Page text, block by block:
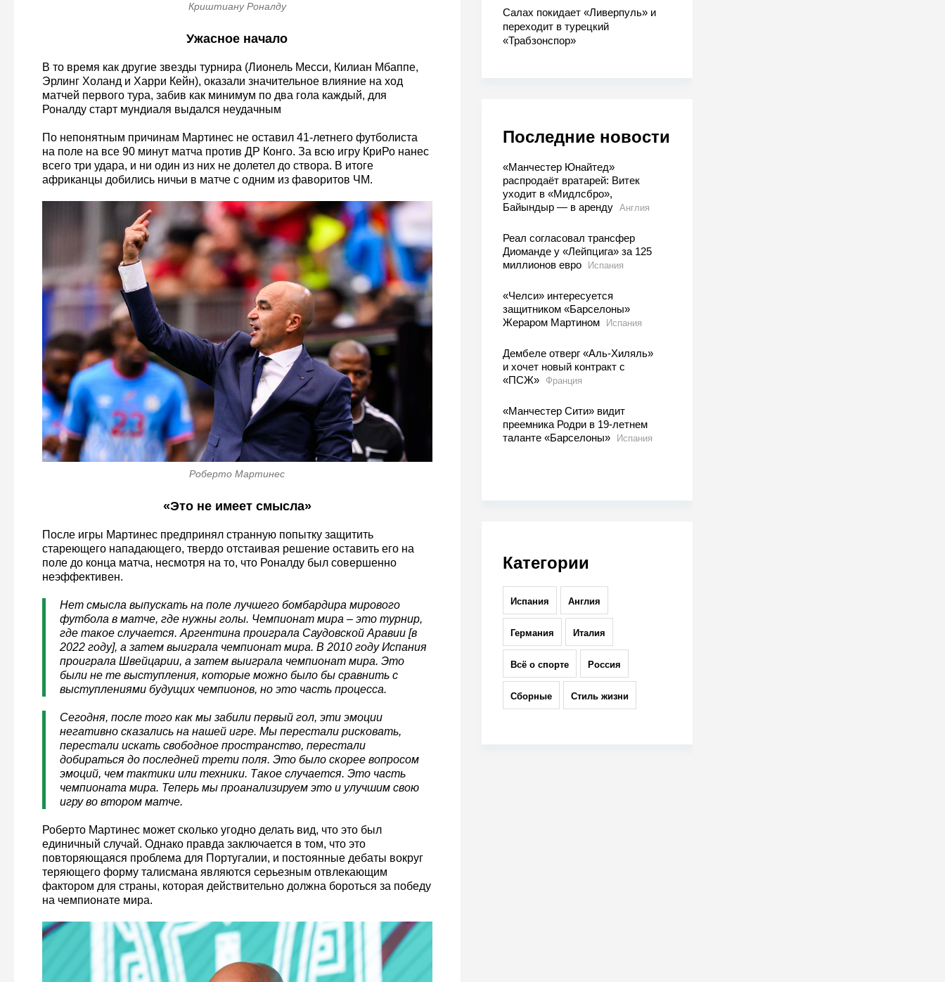
Салах покидает «Ливерпуль» и
переходит в турецкий
«Трабзонспор»
Последние новости
«Манчестер Юнайтед»
распродаёт вратарей: Витек
уходит в «Мидлсбро»,
Байындыр — в аренду Англия
Реал согласовал трансфер
Диоманде у «Лейпцига» за 125
миллионов евро
Испания
«Челси» интересуется
защитником «Барселоны»
Жераром Мартином
Испания
Дембеле отверг «Аль-Хиляль»
и хочет новый контракт с
«ПСЖ»
Франция
«Манчестер Сити» видит
преемника Родри в 19-летнем
таланте «Барселоны»
Испания
Категории
Испания Англия
Германия Италия
Всё о спорте Россия
Сборные Стиль жизни
Криштиану Роналду
Ужасное начало
В то время как другие звезды турнира (Лионель Месси, Килиан Мбаппе,
Эрлинг Холанд и Харри Кейн), оказали значительное влияние на ход
матчей первого тура, забив как минимум по два гола каждый, для
Роналду старт мундиаля выдался неудачным
По непонятным причинам Мартинес не оставил 41-летнего футболиста
на поле на все 90 минут матча против ДР Конго. За всю игру КриРо нанес
всего три удара, и ни один из них не долетел до створа. В итоге
африканцы добились ничьи в матче с одним из фаворитов ЧМ.
Роберто Мартинес
«Это не имеет смысла»
После игры Мартинес предпринял странную попытку защитить
стареющего нападающего, твердо отстаивая решение оставить его на
поле до конца матча, несмотря на то, что Роналду был совершенно
неэффективен.
Нет смысла выпускать на поле лучшего бомбардира мирового
футбола в матче, где нужны голы. Чемпионат мира – это турнир,
где такое случается. Аргентина проиграла Саудовской Аравии [в
2022 году], а затем выиграла чемпионат мира. В 2010 году Испания
проиграла Швейцарии, а затем выиграла чемпионат мира. Это
были не те выступления, которые можно было бы сравнить с
выступлениями будущих чемпионов, но это часть процесса.
Сегодня, после того как мы забили первый гол, эти эмоции
негативно сказались на нашей игре. Мы перестали рисковать,
перестали искать свободное пространство, перестали
добираться до последней трети поля. Это было скорее вопросом
эмоций, чем тактики или техники. Такое случается. Это часть
чемпионата мира. Теперь мы проанализируем это и улучшим свою
игру во втором матче.
Роберто Мартинес может сколько угодно делать вид, что это был
единичный случай. Однако правда заключается в том, что это
повторяющаяся проблема для Португалии, и постоянные дебаты вокруг
теряющего форму талисмана являются серьезным отвлекающим
фактором для страны, которая действительно должна бороться за победу
на чемпионате мира.